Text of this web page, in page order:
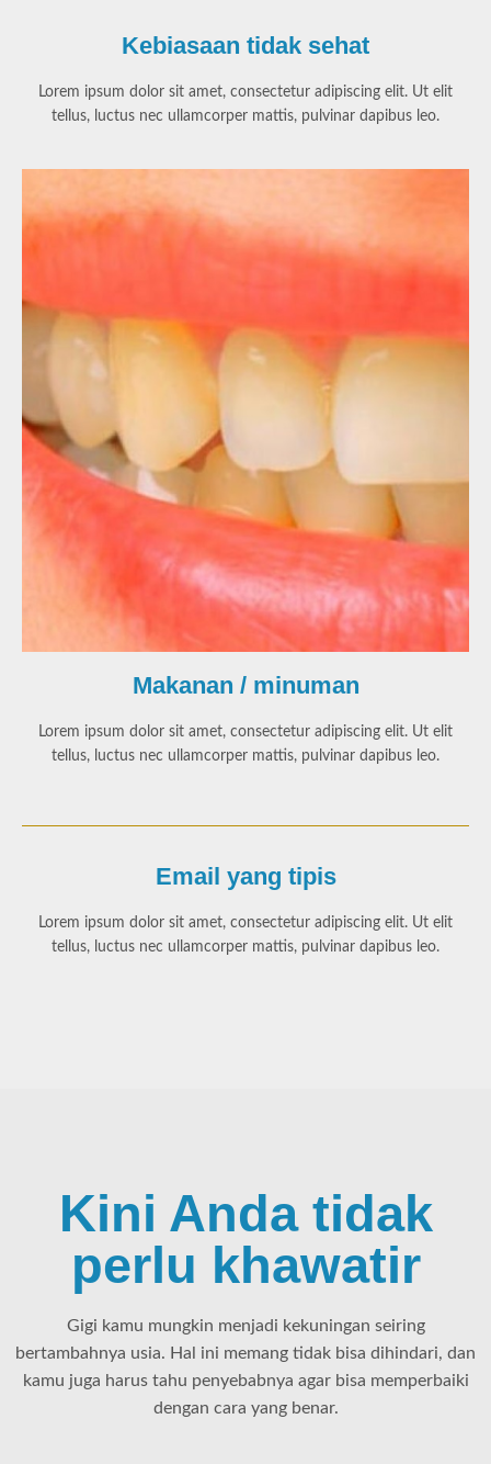
Kebiasaan tidak sehat
Lorem ipsum dolor sit amet, consectetur adipiscing elit. Ut elit
tellus, luctus nec ullamcorper mattis, pulvinar dapibus leo.
Makanan / minuman
Lorem ipsum dolor sit amet, consectetur adipiscing elit. Ut elit
tellus, luctus nec ullamcorper mattis, pulvinar dapibus leo.
Email yang tipis
Lorem ipsum dolor sit amet, consectetur adipiscing elit. Ut elit
tellus, luctus nec ullamcorper mattis, pulvinar dapibus leo.
Kini Anda tidak
perlu khawatir
Gigi kamu mungkin menjadi kekuningan seiring
bertambahnya usia. Hal ini memang tidak bisa dihindari, dan
kamu juga harus tahu penyebabnya agar bisa memperbaiki
dengan cara yang benar.